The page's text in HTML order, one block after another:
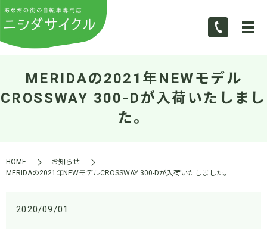
MERIDAの2021年NEWモデル
CROSSWAY 300-Dが入荷いたしまし
た。
HOME
お知らせ
MERIDAの2021年NEWモデルCROSSWAY 300-Dが入荷いたしました。
2020/09/01